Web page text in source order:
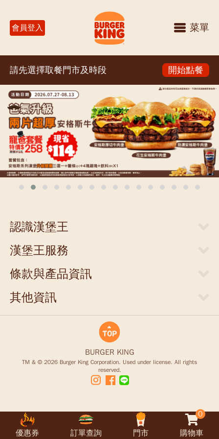
會員登入 菜單
請先選擇取餐門市及時段 開始點餐
優惠券 訂單查詢 門市
0
購物車
認識漢堡王
關於漢堡王
新聞中心
人才招募
聯絡我們
商業合作
漢堡王服務
當期優惠券
外送服務
門市清單
條款與產品資訊
網站隱私權聲明
食物營養成分參考表
其他資訊
豪點王服務調整說明
King Card儲值卡退款說明
BURGER KING
TM & © 2026 Burger King Corporation. Used under license. All rights
reserved.